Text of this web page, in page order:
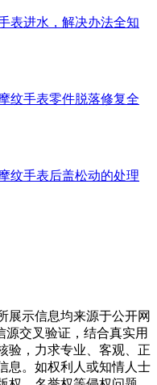
表进水，解决办法全知
纹手表零件脱落修复全
纹手表后盖松动的处理
展示信息均来源于公开网
交叉验证，结合真实用
验，力求专业、客观、正
息。如权利人或知情人士